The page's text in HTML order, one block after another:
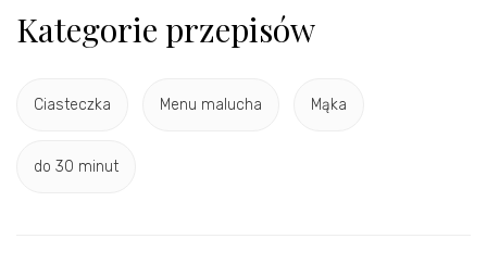
Kategorie przepisów
Ciasteczka Menu malucha Mąka
do 30 minut